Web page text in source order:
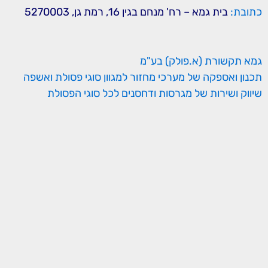
כתובת: בית גמא – רח' מנחם בגין 16, רמת גן, 5270003
גמא תקשורת (א.פולק) בע"מ
תכנון ואספקה של מערכי מחזור למגוון סוגי פסולת ואשפה
שיווק ושירות של מגרסות ודחסנים לכל סוגי הפסולת